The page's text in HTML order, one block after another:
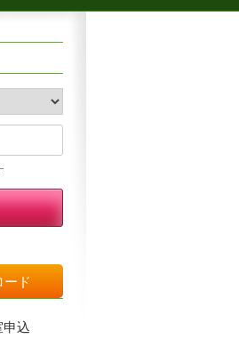
ード
申込